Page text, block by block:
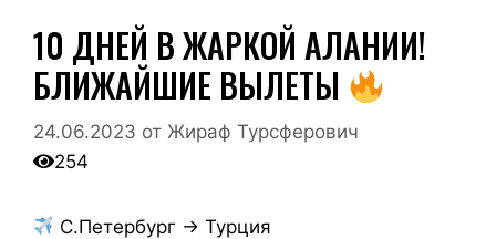
10 ДНЕЙ В ЖАРКОЙ АЛАНИИ!
БЛИЖАЙШИЕ ВЫЛЕТЫ
24.06.2023 от Жираф Турсферович
254
С.Петербург → Турция